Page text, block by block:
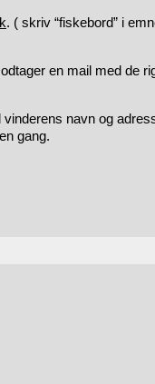
. ( skriv “fiskebord” i
en mail med de
navn og
gang.